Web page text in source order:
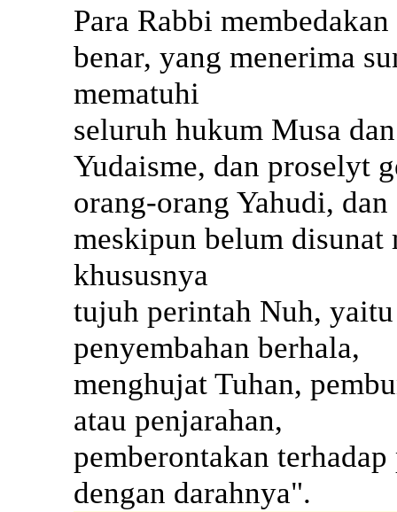
Para Rabbi
benar, yang menerima
mematuhi
seluruh hukum Musa
Yudaisme, dan proselyt
orang-orang Yahudi, dan
meskipun belum
khususnya
tujuh perintah Nuh,
penyembahan berhala,
menghujat Tuhan,
atau penjarahan,
pemberontakan
dengan darahnya".